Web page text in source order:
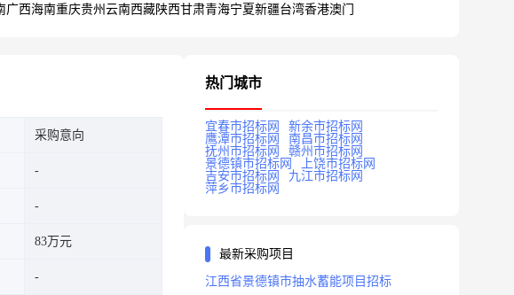
广西海南重庆贵州 云南西藏陕西甘肃青海宁夏新疆台湾香港澳门
采购意向
83万元
热门城市
宜春市招标网
新余市招标网
鹰潭市招标网
南昌市招标网
抚州市招标网
赣州市招标网
景德镇市招标网
上饶市招标网
吉安市招标网
九江市招标网
萍乡市招标网
最新采购项目
江西省景德镇市抽水蓄能项目招标